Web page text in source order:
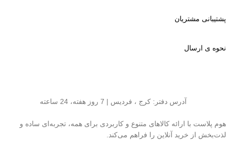
پشتیبانی مشتریان
نحوه ی ارسال
آدرس دفتر: کرج ، فردیس | 7 روز هفته، 24 ساعته
هوم پلاست با ارائه کالاهای متنوع و کاربردی برای همه، تجربه‌ای ساده و
لذت‌بخش از خرید آنلاین را فراهم می‌کند.